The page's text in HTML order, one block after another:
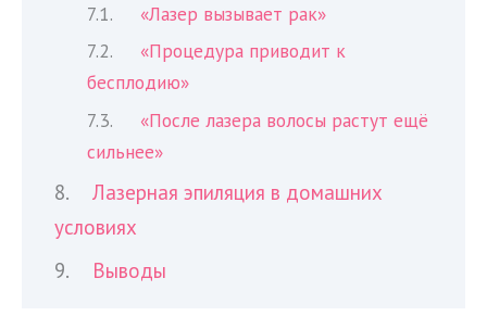
«Лазер вызывает рак»
«Процедура приводит к
бесплодию»
«После лазера волосы растут ещё
сильнее»
Лазерная эпиляция в домашних
условиях
Выводы